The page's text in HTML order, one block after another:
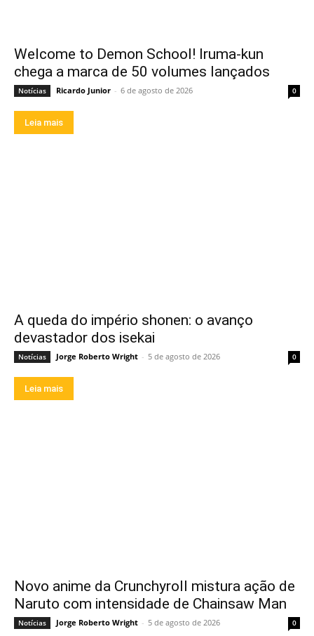
Welcome to Demon School! Iruma-kun
chega a marca de 50 volumes lançados
Notícias Ricardo Junior - 6 de agosto de 2026 0
Leia mais
A queda do império shonen: o avanço
devastador dos isekai
Notícias Jorge Roberto Wright - 5 de agosto de 2026 0
Leia mais
Novo anime da Crunchyroll mistura ação de
Naruto com intensidade de Chainsaw Man
Notícias Jorge Roberto Wright - 5 de agosto de 2026 0